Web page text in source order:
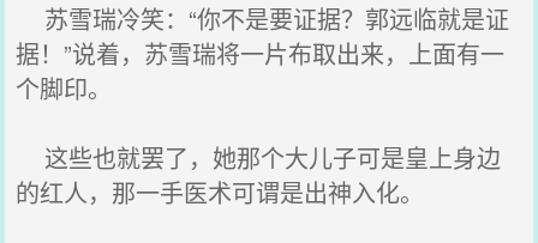
苏雪瑞冷笑：“你不是要证据？郭远临就是证
据！”说着，苏雪瑞将一片布取出来，上面有一
个脚印。
这些也就罢了，她那个大儿子可是皇上身边
的红人，那一手医术可谓是出神入化。